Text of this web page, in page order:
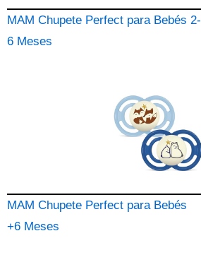
MAM Chupete Perfect para Bebés 2-
6 Meses
MAM Chupete Perfect para Bebés
+6 Meses